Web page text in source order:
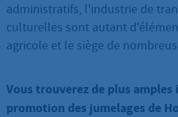
administratifs, l'industrie de
culturelles sont autant
agricole et le siège de
Vous trouverez de plus
promotion des jumelages de